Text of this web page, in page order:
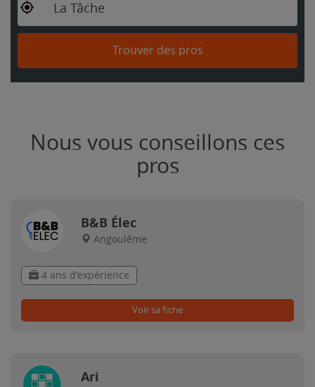
La Tâche
Trouver des pros
Nous vous conseillons ces
pros
B&B Élec
Angoulême
4 ans d'expérience
Voir sa fiche
Ari